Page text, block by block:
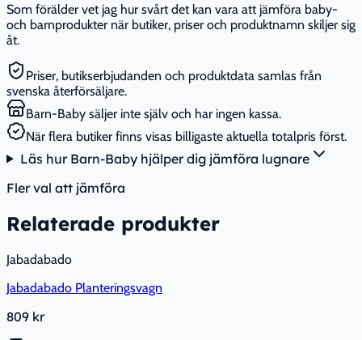
Som förälder vet jag hur svårt det kan vara att jämföra baby-
och barnprodukter när butiker, priser och produktnamn skiljer sig
åt.
Priser, butikserbjudanden och produktdata samlas från
svenska återförsäljare.
Barn-Baby säljer inte själv och har ingen kassa.
När flera butiker finns visas billigaste aktuella totalpris först.
Läs hur Barn-Baby hjälper dig jämföra lugnare
Fler val att jämföra
Relaterade produkter
Jabadabado
Jabadabado Planteringsvagn
809 kr